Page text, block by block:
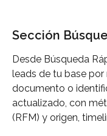
Sección
Desde Búsqueda
leads de tu base por
documento o
actualizado, con
(RFM) y origen,